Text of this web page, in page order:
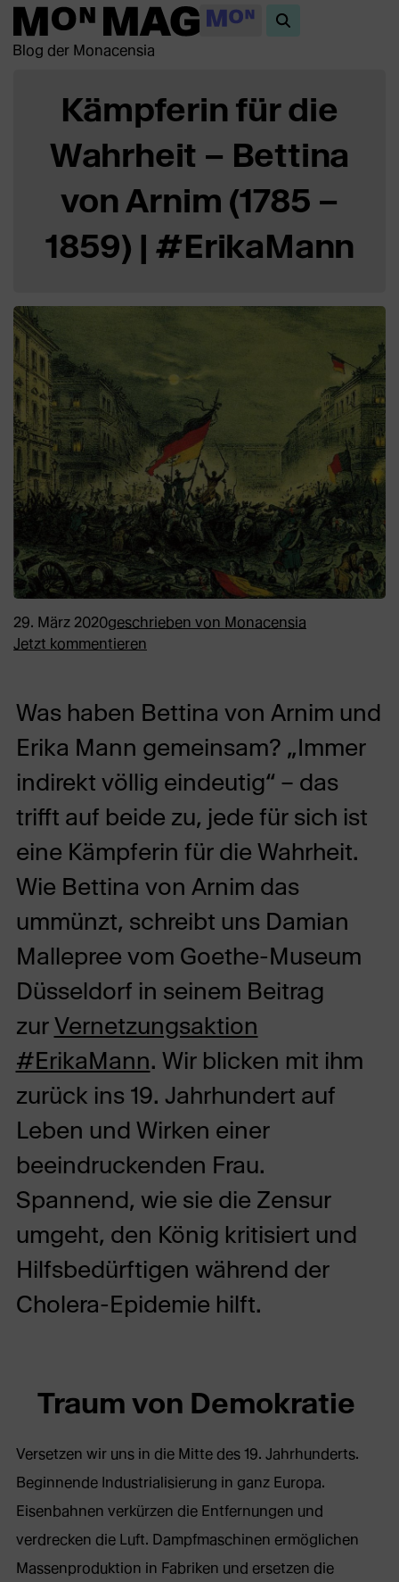
Blog der Monacensia
Kämpferin für die
Wahrheit – Bettina
von Arnim (1785 –
1859) | #ErikaMann
29. März 2020geschrieben von Monacensia
Jetzt kommentieren
Was haben Bettina von Arnim und
Erika Mann gemeinsam? „Immer
indirekt völlig eindeutig“ – das
trifft auf beide zu, jede für sich ist
eine Kämpferin für die Wahrheit.
Wie Bettina von Arnim das
ummünzt, schreibt uns Damian
Mallepree vom Goethe-Museum
Düsseldorf in seinem Beitrag
zurVernetzungsaktion
#ErikaMann. Wir blicken mit ihm
zurück ins 19. Jahrhundert auf
Leben und Wirken einer
beeindruckenden Frau.
Spannend, wie sie die Zensur
umgeht, den König kritisiert und
Hilfsbedürftigen während der
Cholera-Epidemie hilft.
Traum von Demokratie
Versetzen wir uns in die Mitte des 19. Jahrhunderts.
Beginnende Industrialisierung in ganz Europa.
Eisenbahnen verkürzen die Entfernungen und
verdrecken die Luft. Dampfmaschinen ermöglichen
Massenproduktion in Fabriken und ersetzen die